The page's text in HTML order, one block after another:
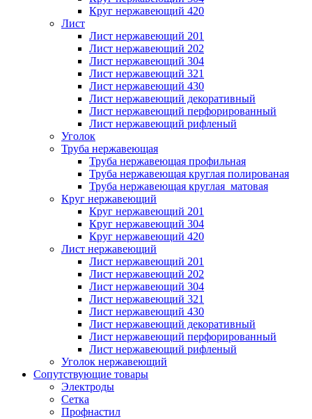
Круг нержавеющий 420
Лист
Лист нержавеющий 201
Лист нержавеющий 202
Лист нержавеющий 304
Лист нержавеющий 321
Лист нержавеющий 430
Лист нержавеющий декоративный
Лист нержавеющий перфорированный
Лист нержавеющий рифленый
Уголок
Труба нержавеющая
Труба нержавеющая профильная
Труба нержавеющая круглая полированая
Труба нержавеющая круглая матовая
Круг нержавеющий
Круг нержавеющий 201
Круг нержавеющий 304
Круг нержавеющий 420
Лист нержавеющий
Лист нержавеющий 201
Лист нержавеющий 202
Лист нержавеющий 304
Лист нержавеющий 321
Лист нержавеющий 430
Лист нержавеющий декоративный
Лист нержавеющий перфорированный
Лист нержавеющий рифленый
Уголок нержавеющий
Cопутствующие товары
Электроды
Сетка
Профнастил